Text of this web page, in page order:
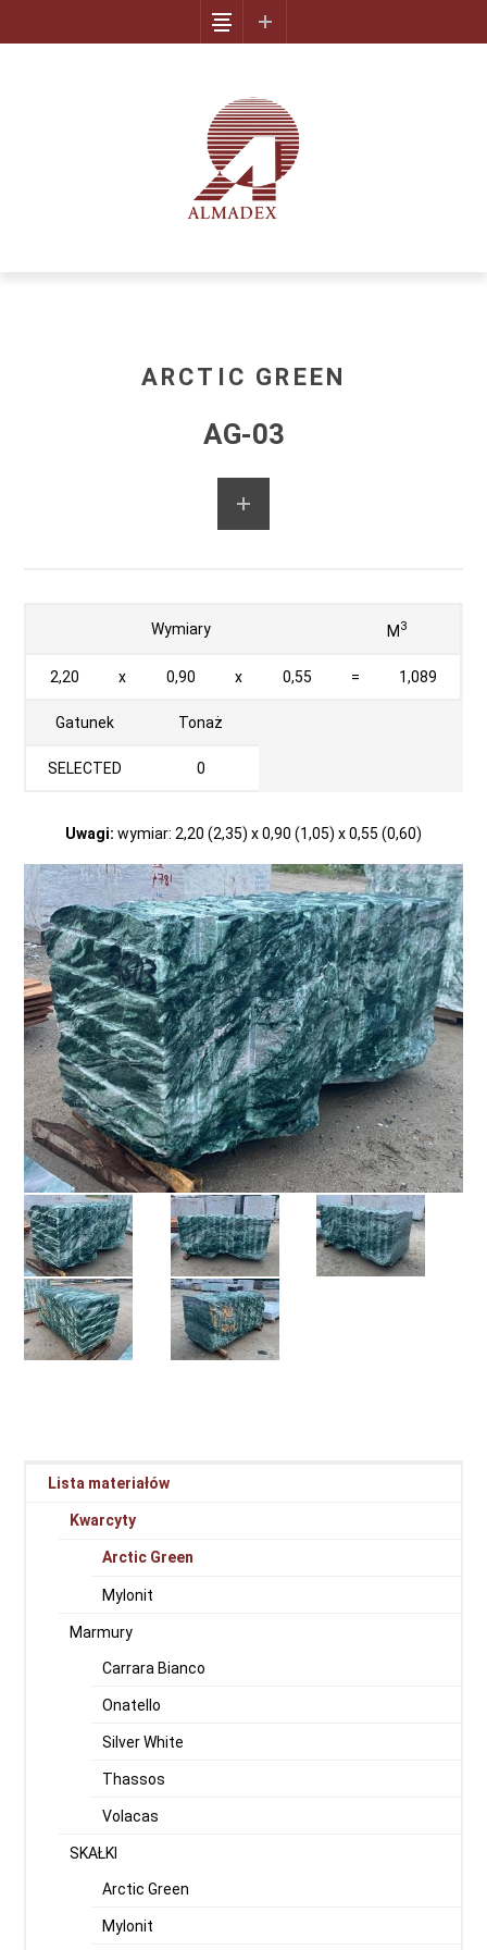
ARCTIC GREEN
AG-03
Wymiary M 3
2,20 x 0,90 x 0,55 = 1,089
Gatunek Tonaż
SELECTED 0
Uwagi: wymiar: 2,20 (2,35) x 0,90 (1,05) x 0,55 (0,60)
Lista materiałów
Kwarcyty
Arctic Green
Mylonit
Marmury
Carrara Bianco
Onatello
Silver White
Thassos
Volacas
SKAŁKI
Arctic Green
Mylonit